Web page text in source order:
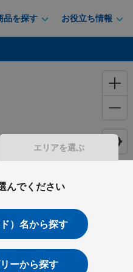
品を探す お役立ち情報
エリアを選ぶ
んでください
）名から探す
ーから探す